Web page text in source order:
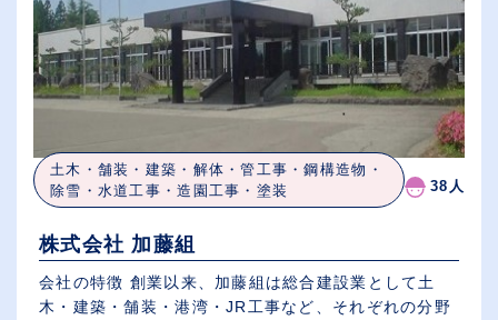
休日数が多い順
土木・舗装・建築・解体・管工事・鋼構造物・
除雪・水道工事・造園工事・塗装
38人
株式会社 加藤組
会社の特徴 創業以来、加藤組は総合建設業として土
木・建築・舗装・港湾・JR工事など、それぞれの分野